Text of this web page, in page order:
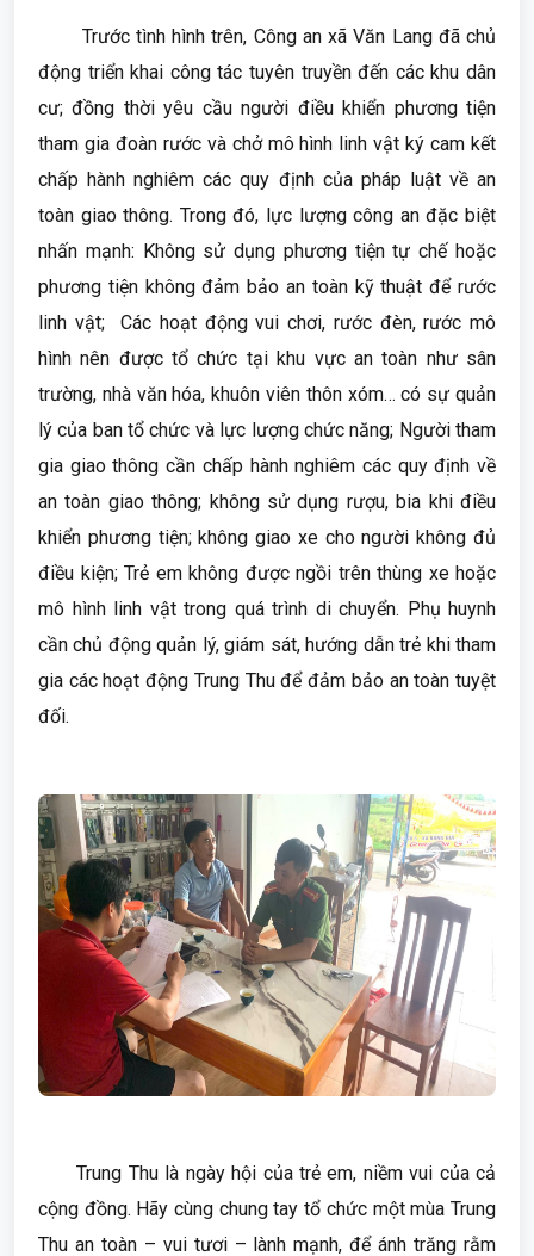
Trước tình hình trên, Công an xã Văn Lang đã chủ
động triển khai công tác tuyên truyền đến các khu dân
cư; đồng thời yêu cầu người điều khiển phương tiện
tham gia đoàn rước và chở mô hình linh vật ký cam kết
chấp hành nghiêm các quy định của pháp luật về an
toàn giao thông. Trong đó, lực lượng công an đặc biệt
nhấn mạnh: Không sử dụng phương tiện tự chế hoặc
phương tiện không đảm bảo an toàn kỹ thuật để rước
linh vật; Các hoạt động vui chơi, rước đèn, rước mô
hình nên được tổ chức tại khu vực an toàn như sân
trường, nhà văn hóa, khuôn viên thôn xóm… có sự quản
lý của ban tổ chức và lực lượng chức năng; Người tham
gia giao thông cần chấp hành nghiêm các quy định về
an toàn giao thông; không sử dụng rượu, bia khi điều
khiển phương tiện; không giao xe cho người không đủ
điều kiện; Trẻ em không được ngồi trên thùng xe hoặc
mô hình linh vật trong quá trình di chuyển. Phụ huynh
cần chủ động quản lý, giám sát, hướng dẫn trẻ khi tham
gia các hoạt động Trung Thu để đảm bảo an toàn tuyệt
đối.
Trung Thu là ngày hội của trẻ em, niềm vui của cả
cộng đồng. Hãy cùng chung tay tổ chức một mùa Trung
Thu an toàn – vui tươi – lành mạnh, để ánh trăng rằm